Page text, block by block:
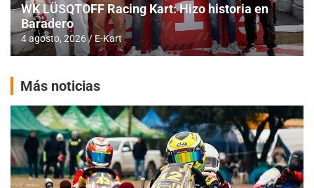
WK LÜSQTOFF Racing Kart: Hizo historia en
Baradero
4 agosto, 2026 E-Kart
Más noticias